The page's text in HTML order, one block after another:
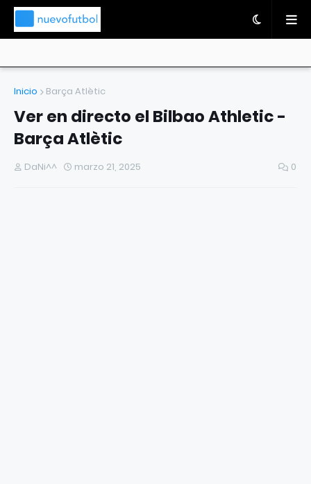
Inicio Barça Atlètic
Ver en directo el Bilbao Athletic -
Barça Atlètic
DaNi^^ marzo 21, 2025 0